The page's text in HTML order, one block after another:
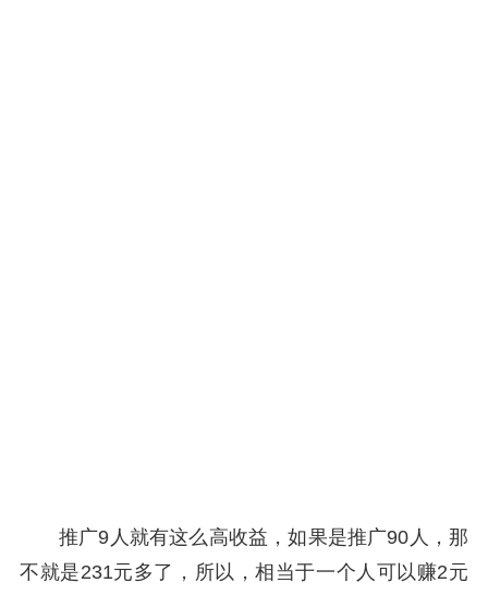
推广9人就有这么高收益，如果是推广90人，那
不就是231元多了，所以，相当于一个人可以赚2元